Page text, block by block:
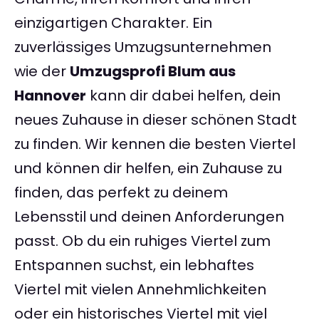
einzigartigen Charakter. Ein
zuverlässiges Umzugsunternehmen
wie der Umzugsprofi Blum aus
Hannover kann dir dabei helfen, dein
neues Zuhause in dieser schönen Stadt
zu finden. Wir kennen die besten Viertel
und können dir helfen, ein Zuhause zu
finden, das perfekt zu deinem
Lebensstil und deinen Anforderungen
passt. Ob du ein ruhiges Viertel zum
Entspannen suchst, ein lebhaftes
Viertel mit vielen Annehmlichkeiten
oder ein historisches Viertel mit viel